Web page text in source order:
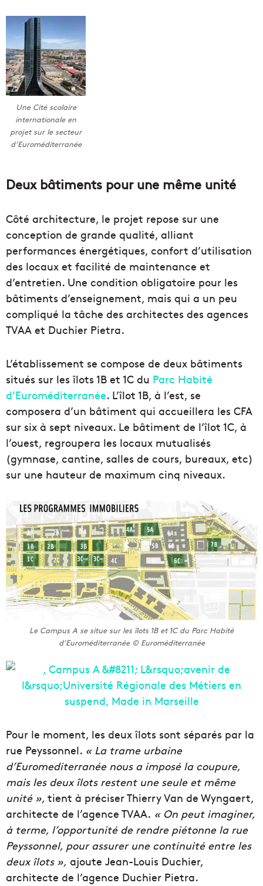
Une Cité scolaire
internationale en
projet sur le secteur
d’Euroméditerranée
Deux bâtiments pour une même unité
Côté architecture, le projet repose sur une
conception de grande qualité, alliant
performances énergétiques, confort d’utilisation
des locaux et facilité de maintenance et
d’entretien. Une condition obligatoire pour les
bâtiments d’enseignement, mais qui a un peu
compliqué la tâche des architectes des agences
TVAA et Duchier Pietra.
L’établissement se compose de deux bâtiments
situés sur les îlots 1B et 1C du Parc Habité
d’Euroméditerranée. L’îlot 1B, à l’est, se
composera d’un bâtiment qui accueillera les CFA
sur six à sept niveaux. Le bâtiment de l’îlot 1C, à
l’ouest, regroupera les locaux mutualisés
(gymnase, cantine, salles de cours, bureaux, etc)
sur une hauteur de maximum cinq niveaux.
Le Campus A se situe sur les îlots 1B et 1C du Parc Habité
d’Euroméditerranée © Euroméditerranée
Pour le moment, les deux îlots sont séparés par la
rue Peyssonnel. « La trame urbaine
d’Euromediterranée nous a imposé la coupure,
mais les deux îlots restent une seule et même
unité », tient à préciser Thierry Van de Wyngaert,
architecte de l’agence TVAA. « On peut imaginer,
à terme, l’opportunité de rendre piétonne la rue
Peyssonnel, pour assurer une continuité entre les
deux îlots », ajoute Jean-Louis Duchier,
architecte de l’agence Duchier Pietra.